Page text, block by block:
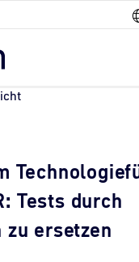
Tests durch
ersetzen